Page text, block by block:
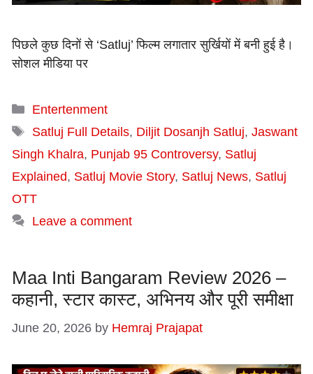
पिछले कुछ दिनों से ‘Satluj’ फिल्म लगातार सुर्खियों में बनी हुई है।
सोशल मीडिया पर
Categories
Entertenment
Tags
Satluj Full Details, Diljit Dosanjh Satluj, Jaswant
Singh Khalra, Punjab 95 Controversy, Satluj
Explained, Satluj Movie Story, Satluj News, Satluj
OTT
Leave a comment
Maa Inti Bangaram Review 2026 –
कहानी, स्टार कास्ट, अभिनय और पूरी समीक्षा
June 20, 2026 by Hemraj Prajapat